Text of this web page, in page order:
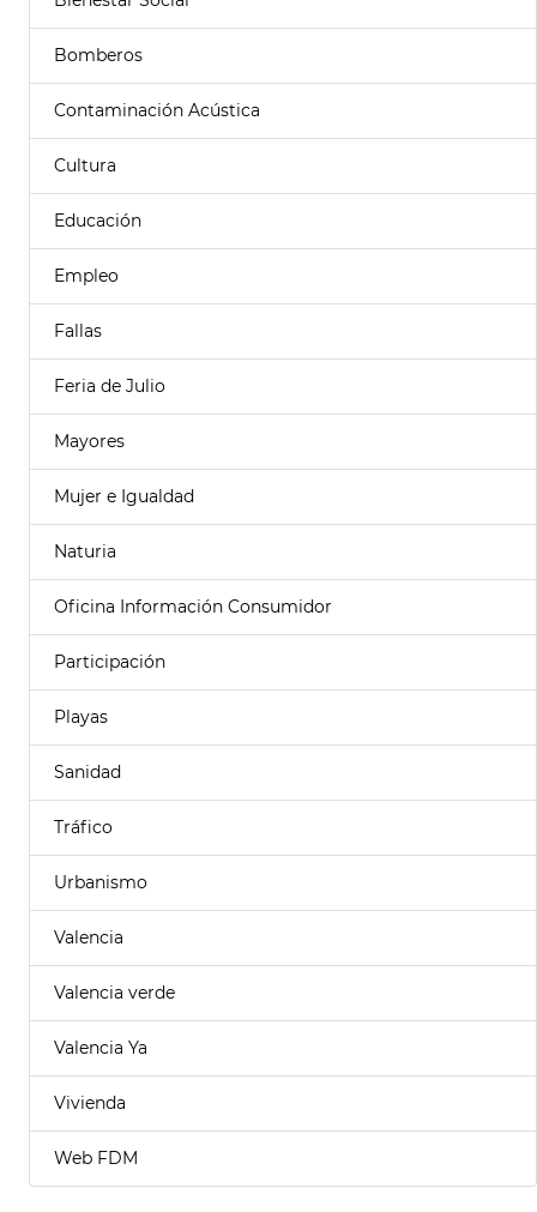
Bomberos
Contaminación Acústica
Cultura
Educación
Empleo
Fallas
Feria de Julio
Mayores
Mujer e Igualdad
Naturia
Oficina Información Consumidor
Participación
Playas
Sanidad
Tráfico
Urbanismo
Valencia
Valencia verde
Valencia Ya
Vivienda
Web FDM